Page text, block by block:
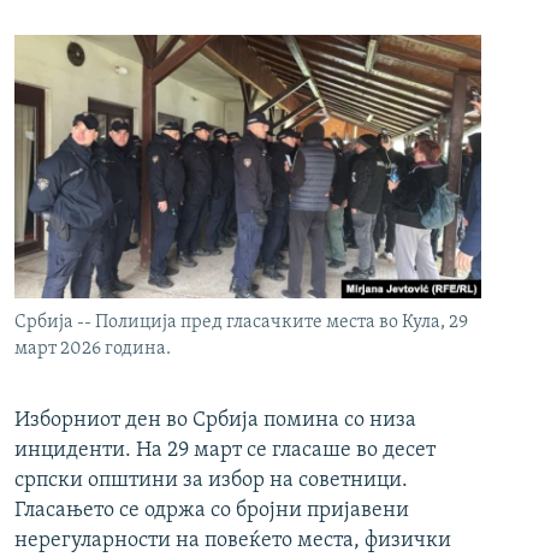
Србија -- Полиција пред гласачките места во Кула, 29
март 2026 година.
Изборниот ден во Србија помина со низа
инциденти. На 29 март се гласаше во десет
српски општини за избор на советници.
Гласањето се одржа со бројни пријавени
нерегуларности на повеќето места, физички